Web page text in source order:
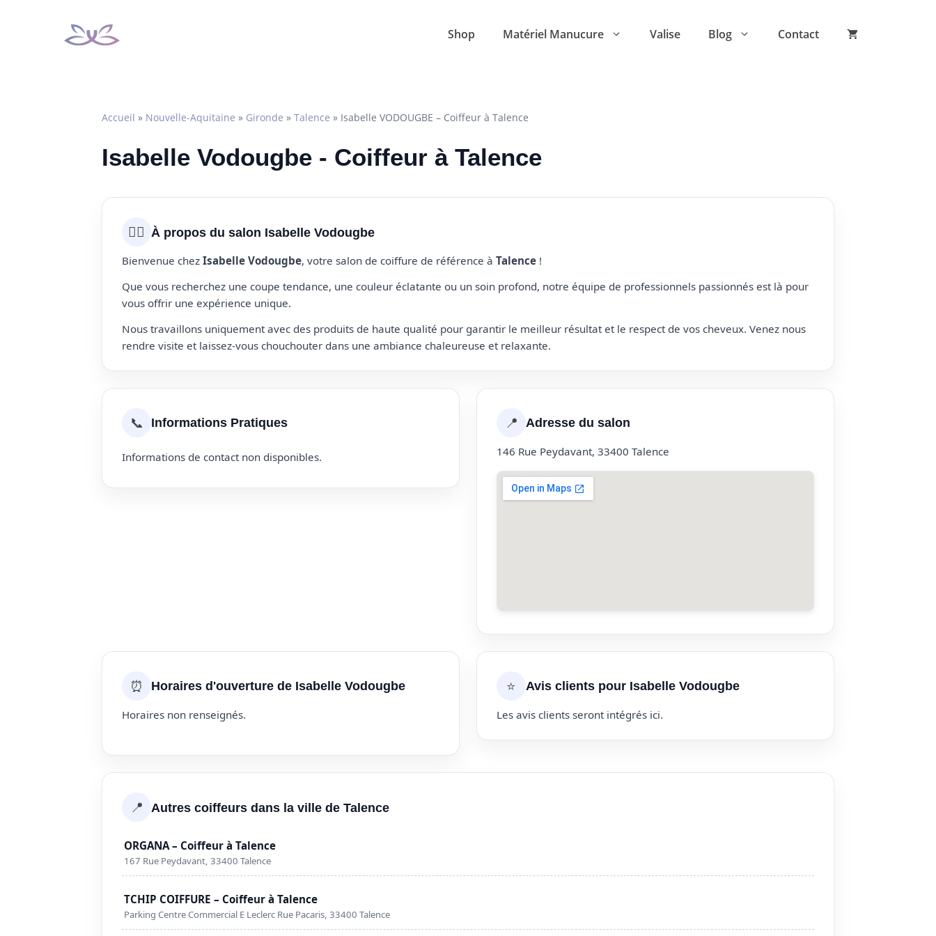
Shop Matériel Manucure Valise Blog Contact
Accueil » Nouvelle-Aquitaine » Gironde » Talence » Isabelle VODOUGBE – Coiffeur à Talence
Isabelle Vodougbe - Coiffeur à Talence
💇‍♀️ À propos du salon Isabelle Vodougbe
Bienvenue chez Isabelle Vodougbe, votre salon de coiffure de référence à Talence !
Que vous recherchez une coupe tendance, une couleur éclatante ou un soin profond, notre équipe de professionnels passionnés est là pour
vous offrir une expérience unique.
Nous travaillons uniquement avec des produits de haute qualité pour garantir le meilleur résultat et le respect de vos cheveux. Venez nous
rendre visite et laissez-vous chouchouter dans une ambiance chaleureuse et relaxante.
📞 Informations Pratiques
Informations de contact non disponibles.
📍 Adresse du salon
146 Rue Peydavant, 33400 Talence
⏰ Horaires d'ouverture de Isabelle Vodougbe
Horaires non renseignés.
⭐ Avis clients pour Isabelle Vodougbe
Les avis clients seront intégrés ici.
📍 Autres coiffeurs dans la ville de Talence
ORGANA – Coiffeur à Talence
167 Rue Peydavant, 33400 Talence
TCHIP COIFFURE – Coiffeur à Talence
Parking Centre Commercial E Leclerc Rue Pacaris, 33400 Talence